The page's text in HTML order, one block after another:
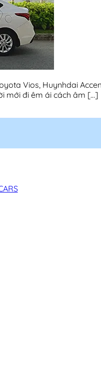
Vios, Huynhdai
mới đi êm ái cách âm […]